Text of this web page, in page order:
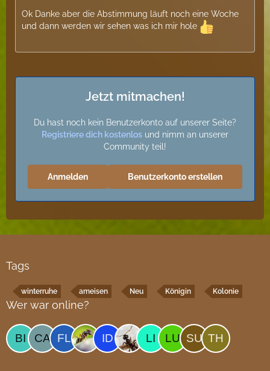
Ok Danke aber die Abstimmung läuft noch eine Woche
und dann werden wir sehen was ich mir hole
Jetzt mitmachen!
Du hast noch kein Benutzerkonto auf unserer Seite?
Registriere dich kostenlos und nimm an unserer
Community teil!
Benutzerkonto erstellen
Anmelden
Tags
winterruhe ameisen Neu Königin Kolonie
Wer war online?